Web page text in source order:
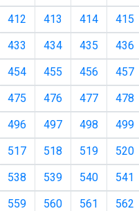
412 413 414 415
433 434 435 436
454 455 456 457
475 476 477 478
496 497 498 499
517 518 519 520
538 539 540 541
559 560 561 562